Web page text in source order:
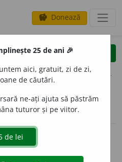
savings Donează
clear
opțiuni
(50)
25 de ani 🎉
aici, gratuit, zi de zi,
de căutări.
ne-ați ajuta să păstrăm
tuturor și pe viitor.